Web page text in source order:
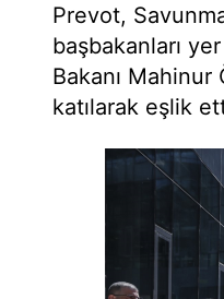
Prevot,
başbakanları
Bakanı
katılarak eşlik